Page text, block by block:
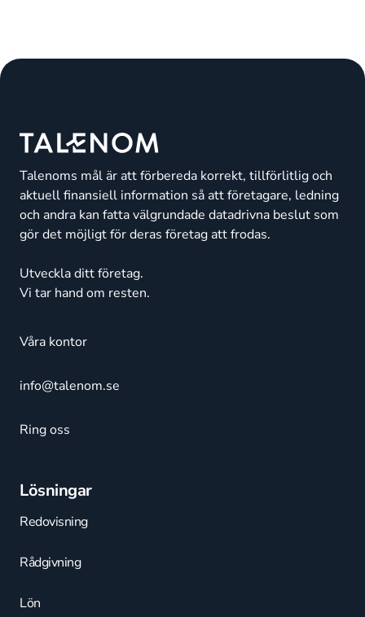
Talenoms mål är att förbereda korrekt, tillförlitlig och
aktuell finansiell information så att företagare, ledning
och andra kan fatta välgrundade datadrivna beslut som
gör det möjligt för deras företag att frodas.
Utveckla ditt företag.
Vi tar hand om resten.
Våra kontor
info@talenom.se
Ring oss
Lösningar
Redovisning
Rådgivning
Lön